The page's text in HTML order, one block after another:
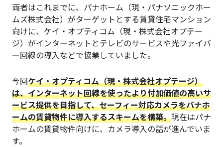
両者はこれまでに、パナホーム（現・パナソニックホー
ムズ株式会社）がターゲットとする賃貸住宅マンション
向けに、ケイ・オプティコム（現・株式会社オプテー
ジ）がインターネットとテレビのサービスや光ファイバ
ー回線の導入などで協業していました。
今回ケイ・オプティコム（現・株式会社オプテージ）
は、インターネット回線を使ったより付加価値の高いサ
ービス提供を目指して、セーフィー対応カメラをパナホ
ームの賃貸物件に導入するスキームを構築。現在はパナ
ホームの賃貸物件向けに、カメラ導入の話が進んでいま
す。